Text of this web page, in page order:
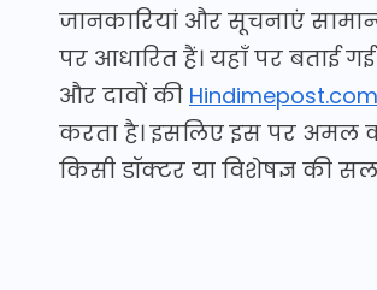
जानकारियां और सूचनाएं
पर आधारित हैं। यहाँ पर बताई गई
और दावों की Hindimepost.com
करता है। इसलिए इस पर
किसी डॉक्टर या विशेषज्ञ की